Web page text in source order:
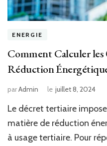
ENERGIE
Comment Calculer
Réduction
parAdmin le juillet 8, 2024
Le décret tertiaire
matière de réduction
à usage tertiaire. Pour